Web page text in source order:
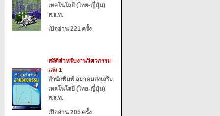
เทคโนโลยี (ไทย-ญี่ปุ่น)
ส.ส.ท.
เปิดอ่าน 221 ครั้ง
สถิติสำหรับงานวิศวกรรม
เล่ม 1
สำนักพิมพ์ สมาคมส่งเสริม
เทคโนโลยี (ไทย-ญี่ปุ่น)
ส.ส.ท.
เปิดอ่าน 205 ครั้ง